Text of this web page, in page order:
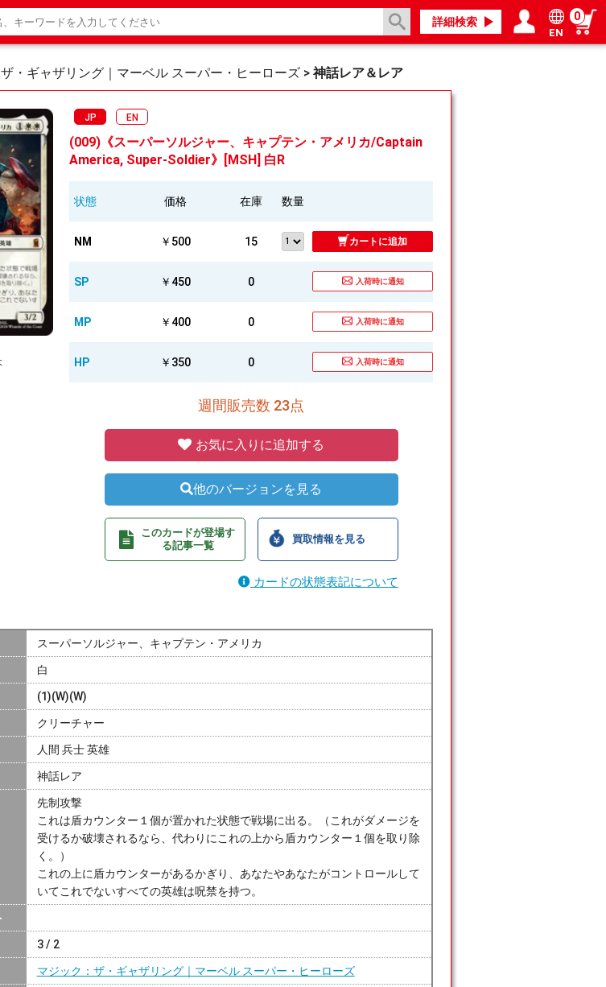
詳細検索
EN
0
・ギャザリング｜マーベル スーパー・ヒーローズ > 神話レア＆レア
JP EN
(009)《スーパーソルジャー、キャプテン・アメリカ/Captain
America, Super-Soldier》[MSH] 白R
状態 価格 在庫 数量
NM ￥500 15 カートに追加
SP ￥450 0 入荷時に通知
MP ￥400 0 入荷時に通知
HP ￥350 0 入荷時に通知
週間販売数 23点
お気に入りに追加する
他のバージョンを見る
このカードが登場す
る記事一覧
買取情報を見る
カードの状態表記について
スーパーソルジャー、キャプテン・アメリカ
白
(1)(W)(W)
クリーチャー
人間 兵士 英雄
神話レア
先制攻撃
これは盾カウンター１個が置かれた状態で戦場に出る。（これがダメージを
受けるか破壊されるなら、代わりにこれの上から盾カウンター１個を取り除
く。）
これの上に盾カウンターがあるかぎり、あなたやあなたがコントロールして
いてこれでないすべての英雄は呪禁を持つ。
3 / 2
マジック：ザ・ギャザリング｜マーベル スーパー・ヒーローズ